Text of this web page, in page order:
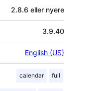
2.8.6 eller nyere
3.9.40
English (US)
calendar full